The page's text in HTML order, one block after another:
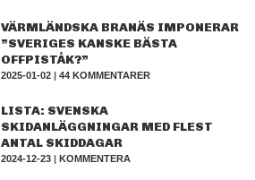
VÄRMLÄNDSKA BRANÄS IMPONERAR
”SVERIGES KANSKE BÄSTA
OFFPISTÅK?”
2025-01-02 |44 KOMMENTARER
LISTA: SVENSKA
SKIDANLÄGGNINGAR MED FLEST
ANTAL SKIDDAGAR
2024-12-23 |KOMMENTERA